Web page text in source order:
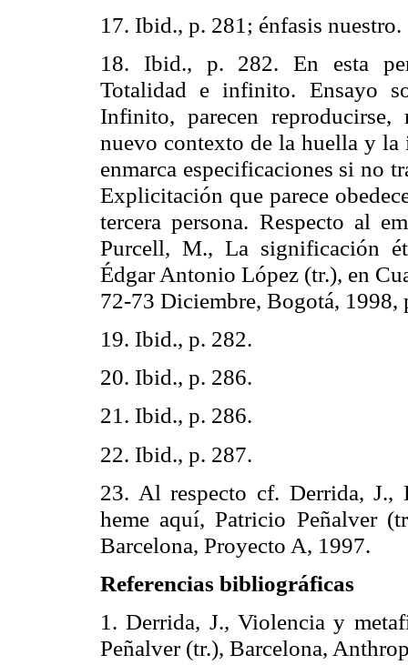
17. Ibid., p. 281; énfasis nuestro.
18. Ibid., p. 282. En esta
Totalidad e infinito. Ensayo
Infinito, parecen
nuevo contexto de la huella y la
enmarca especificaciones si no
Explicitación que parece
tercera persona. Respecto al
Purcell, M., La significación
Édgar Antonio López (tr.), en
72-73 Diciembre, Bogotá, 1998,
19. Ibid., p. 282.
20. Ibid., p. 286.
21. Ibid., p. 286.
22. Ibid., p. 287.
23. Al respecto cf. Derrida, J.,
heme aquí, Patricio Peñalver (tr
Barcelona, Proyecto A, 1997.
Referencias bibliográficas
1.Derrida, J., Violencia y
Peñalver (tr.), Barcelona,